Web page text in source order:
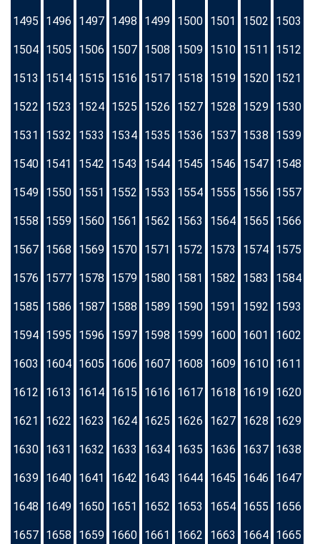
1495 1496 1497 1498 1499 1500 1501 1502 1503
1504 1505 1506 1507 1508 1509 1510 1511 1512
1513 1514 1515 1516 1517 1518 1519 1520 1521
1522 1523 1524 1525 1526 1527 1528 1529 1530
1531 1532 1533 1534 1535 1536 1537 1538 1539
1540 1541 1542 1543 1544 1545 1546 1547 1548
1549 1550 1551 1552 1553 1554 1555 1556 1557
1558 1559 1560 1561 1562 1563 1564 1565 1566
1567 1568 1569 1570 1571 1572 1573 1574 1575
1576 1577 1578 1579 1580 1581 1582 1583 1584
1585 1586 1587 1588 1589 1590 1591 1592 1593
1594 1595 1596 1597 1598 1599 1600 1601 1602
1603 1604 1605 1606 1607 1608 1609 1610 1611
1612 1613 1614 1615 1616 1617 1618 1619 1620
1621 1622 1623 1624 1625 1626 1627 1628 1629
1630 1631 1632 1633 1634 1635 1636 1637 1638
1639 1640 1641 1642 1643 1644 1645 1646 1647
1648 1649 1650 1651 1652 1653 1654 1655 1656
1657 1658 1659 1660 1661 1662 1663 1664 1665